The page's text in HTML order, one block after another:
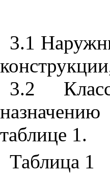
3.1
3.2
таблице 1.
Таблица 1